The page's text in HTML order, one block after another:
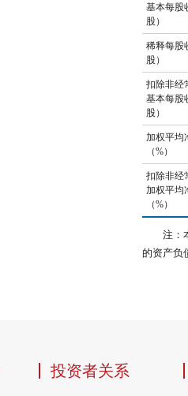
基本每股
股）
稀释每股
股）
扣除非经
基本每股
股）
加权平均
（%）
扣除非经
加权平均
（%）
注：
的资产负
投资者关系